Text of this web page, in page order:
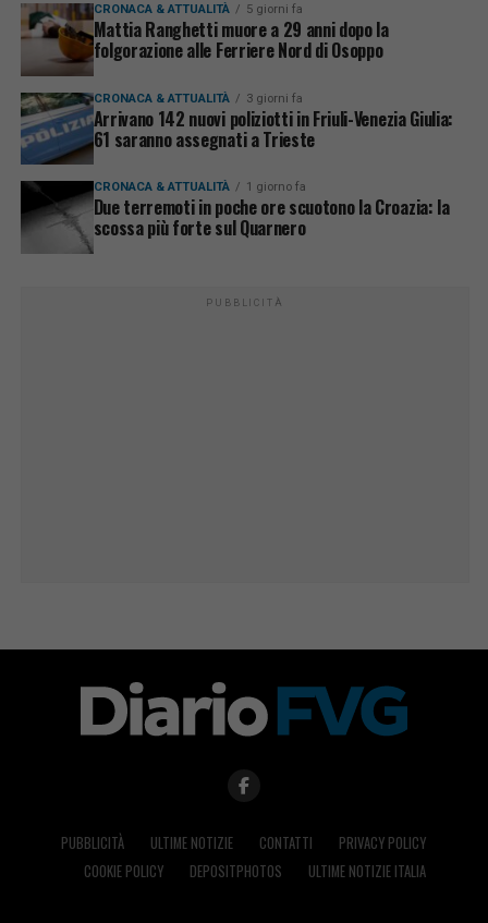
CRONACA & ATTUALITÀ 5 giorni fa
Mattia Ranghetti muore a 29 anni dopo la
folgorazione alle Ferriere Nord di Osoppo
CRONACA & ATTUALITÀ 3 giorni fa
Arrivano 142 nuovi poliziotti in Friuli-Venezia Giulia:
61 saranno assegnati a Trieste
CRONACA & ATTUALITÀ 1 giorno fa
Due terremoti in poche ore scuotono la Croazia: la
scossa più forte sul Quarnero
PUBBLICITÀ
PUBBLICITÀ ULTIME NOTIZIE CONTATTI
PRIVACY POLICY
COOKIE POLICY
DEPOSITPHOTOS ULTIME NOTIZIE ITALIA